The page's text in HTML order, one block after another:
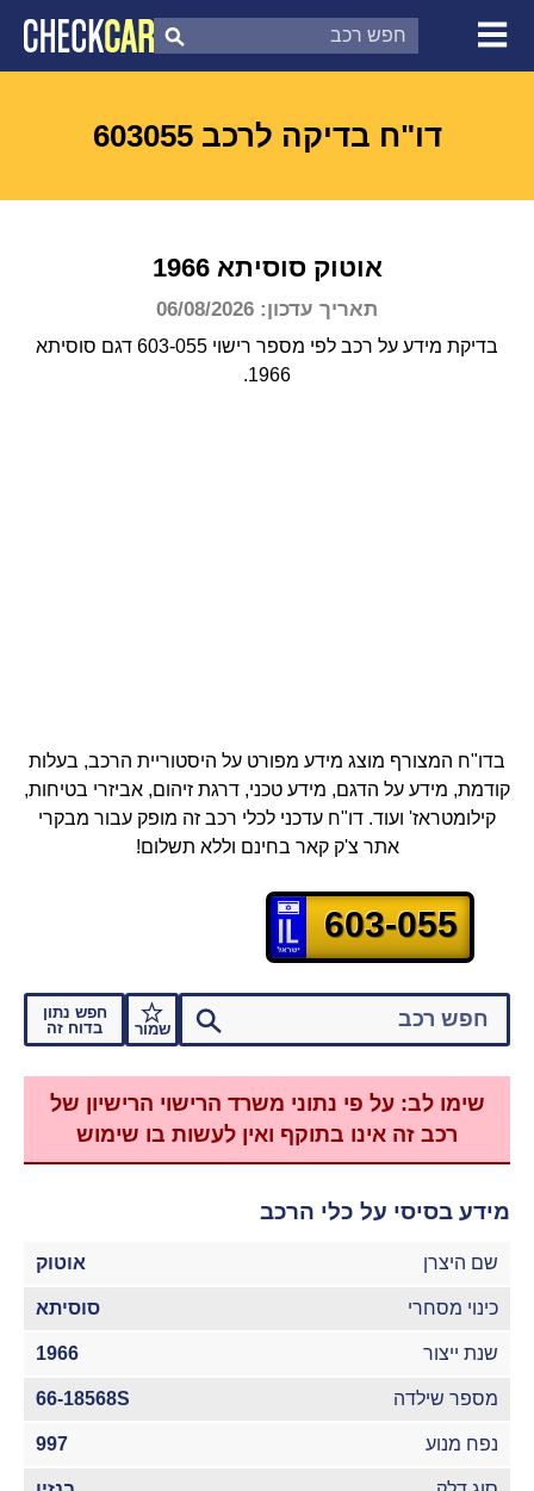
צ'ק קאר
דוח בדיקת רכב
דו"ח בדיקה לרכב 603055
אוטוק סוסיתא 1966
תאריך עדכון: 06/08/2026
בדיקת מידע על רכב לפי מספר רישוי 603-055 דגם סוסיתא
1966.
בדו"ח המצורף מוצג מידע מפורט על היסטוריית הרכב, בעלות
קודמת, מידע על הדגם, מידע טכני, דרגת זיהום, אביזרי בטיחות,
קילומטראז' ועוד. דו"ח עדכני לכלי רכב זה מופק עבור מבקרי
אתר צ'ק קאר בחינם וללא תשלום!
שמור
חפש נתון
בדוח זה
603-055
שימו לב: על פי נתוני משרד הרישוי הרישיון של
רכב זה אינו בתוקף ואין לעשות בו שימוש
מידע בסיסי על כלי הרכב
שם היצרן אוטוק
כינוי מסחרי סוסיתא
שנת ייצור 1966
מספר שילדה 66-18568S
נפח מנוע 997